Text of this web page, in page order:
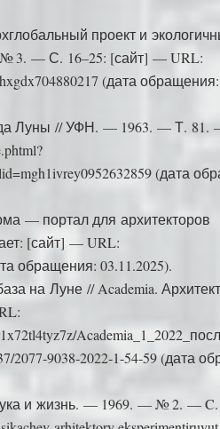
проект и
3. — С. 16–25: [сайт] — URL:
(дата обращения:
Луны // УФН. — 1963. — Т.
(дата
— портал для архитекторов
[сайт] — URL:
обращения: 03.11.2025).
на Луне // Academia.
(дата
и жизнь. — 1969. — № 2. — C.